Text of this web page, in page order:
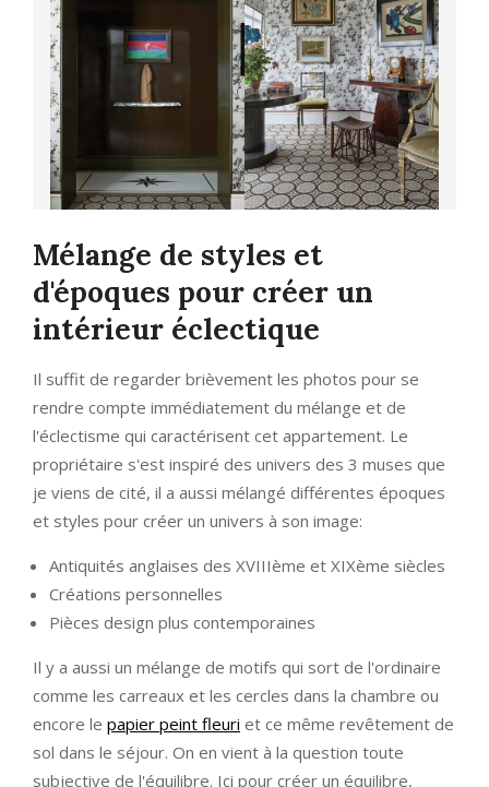
Mélange de styles et
d'époques pour créer un
intérieur éclectique
Il suffit de regarder brièvement les photos pour se
rendre compte immédiatement du mélange et de
l'éclectisme qui caractérisent cet appartement. Le
propriétaire s'est inspiré des univers des 3 muses que
je viens de cité, il a aussi mélangé différentes époques
et styles pour créer un univers à son image:
Antiquités anglaises des XVIIIème et XIXème siècles
Créations personnelles
Pièces design plus contemporaines
Il y a aussi un mélange de motifs qui sort de l'ordinaire
comme les carreaux et les cercles dans la chambre ou
encore le papier peint fleuri et ce même revêtement de
sol dans le séjour. On en vient à la question toute
subjective de l'équilibre. Ici pour créer un équilibre,